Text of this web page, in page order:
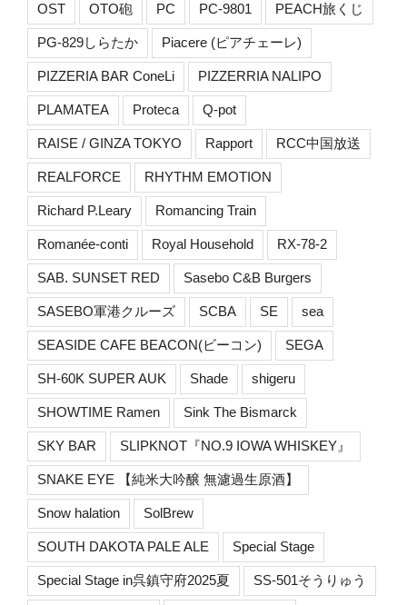
OST OTO砲 PC PC-9801 PEACH旅くじ
PG-829しらたか Piacere (ピアチェーレ)
PIZZERIA BAR ConeLi PIZZERRIA NALIPO
PLAMATEA Proteca Q-pot
RAISE / GINZA TOKYO Rapport RCC中国放送
REALFORCE RHYTHM EMOTION
Richard P.Leary Romancing Train
Romanée-conti Royal Household RX-78-2
SAB. SUNSET RED Sasebo C&B Burgers
SASEBO軍港クルーズ SCBA SE sea
SEASIDE CAFE BEACON(ビーコン) SEGA
SH-60K SUPER AUK Shade shigeru
SHOWTIME Ramen Sink The Bismarck
SKY BAR SLIPKNOT『NO.9 IOWA WHISKEY』
SNAKE EYE 【純米大吟醸 無濾過生原酒】
Snow halation SolBrew
SOUTH DAKOTA PALE ALE Special Stage
Special Stage in呉鎮守府2025夏 SS-501そうりゅう